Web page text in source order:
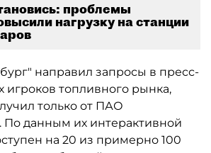
проблемы
нагрузку на станции
направил запросы в пресс-
топливного рынка,
только от ПАО
По данным их интерактивной
на 20 из примерно 100